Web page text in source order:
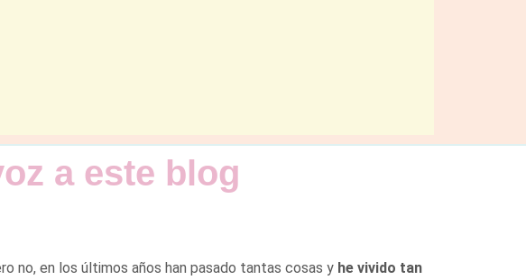
a este blog
no, en los últimos años han pasado tantas cosas y he vivido tan